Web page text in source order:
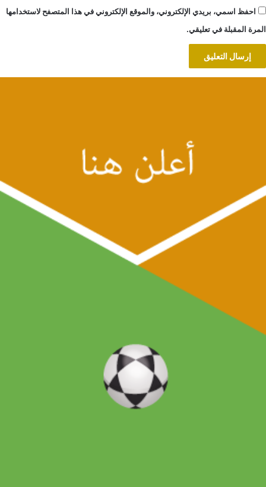
احفظ اسمي، بريدي الإلكتروني، والموقع الإلكتروني في هذا المتصفح لاستخدامها
المرة المقبلة في تعليقي.